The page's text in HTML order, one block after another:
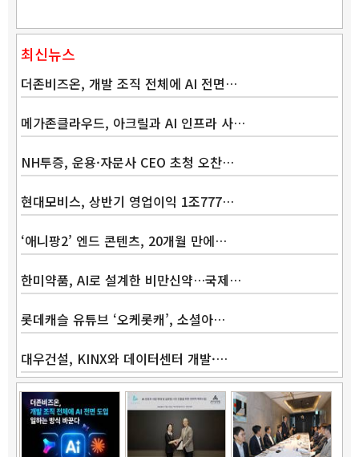
최신뉴스
더존비즈온, 개발 조직 전체에 AI 전면…
메가존클라우드, 아크릴과 AI 인프라 사…
NH투증, 운용·자문사 CEO 초청 오찬…
현대모비스, 상반기 영업이익 1조777…
‘애니팡2’ 엔드 콘텐츠, 20개월 만에…
한미약품, AI로 설계한 비만신약…국제…
롯데캐슬 유튜브 ‘오케롯캐’, 소셜아…
대우건설, KINX와 데이터센터 개발·…